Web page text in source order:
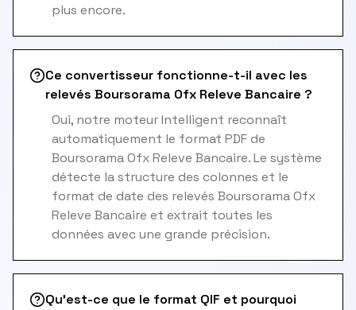
plus encore.
Ce convertisseur fonctionne-t-il avec les
relevés Boursorama Ofx Releve Bancaire ?
Oui, notre moteur Intelligent reconnaît
automatiquement le format PDF de
Boursorama Ofx Releve Bancaire. Le système
détecte la structure des colonnes et le
format de date des relevés Boursorama Ofx
Releve Bancaire et extrait toutes les
données avec une grande précision.
Qu'est-ce que le format QIF et pourquoi